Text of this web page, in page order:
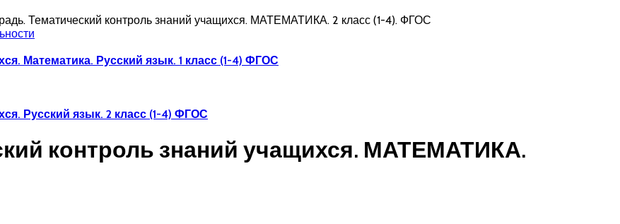
Тематический контроль знаний учащихся. МАТЕМАТИКА. 2 класс (1-4). ФГОС
Математика. Русский язык. 1 класс (1-4) ФГОС
Русский язык. 2 класс (1-4) ФГОС
контроль знаний учащихся. МАТЕМАТИКА.